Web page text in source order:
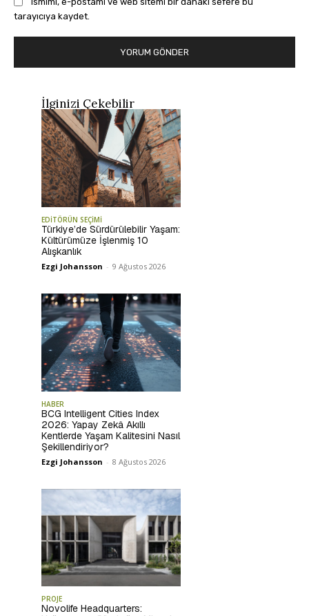
tarayıcıya kaydet.
İlginizi Çekebilir
EDİTÖRÜN SEÇİMİ
Türkiye’de Sürdürülebilir Yaşam:
Kültürümüze İşlenmiş 10
Alışkanlık
Ezgi Johansson - 9 Ağustos 2026
HABER
BCG Intelligent Cities Index
2026: Yapay Zekâ Akıllı
Kentlerde Yaşam Kalitesini Nasıl
Şekillendiriyor?
Ezgi Johansson - 8 Ağustos 2026
PROJE
Novolife Headquarters: